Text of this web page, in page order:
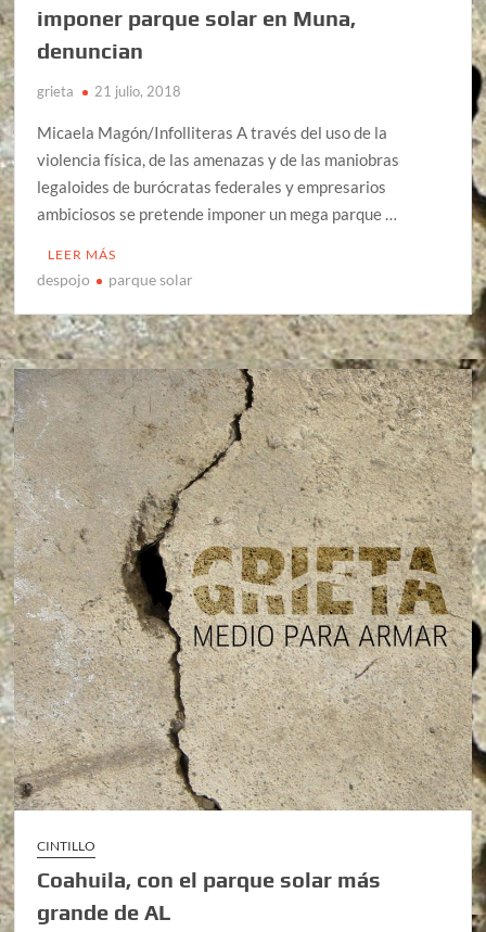
imponer parque solar en Muna,
denuncian
grieta 21 julio, 2018
Micaela Magón/Infolliteras A través del uso de la
violencia física, de las amenazas y de las maniobras
legaloides de burócratas federales y empresarios
ambiciosos se pretende imponer un mega parque …
LEER MÁS
despojo parque solar
CINTILLO
Coahuila, con el parque solar más
grande de AL